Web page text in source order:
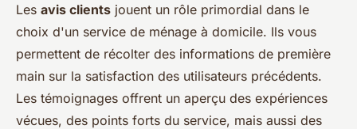
Les avis clients jouent un rôle primordial dans le
choix d'un service de ménage à domicile. Ils vous
permettent de récolter des informations de première
main sur la satisfaction des utilisateurs précédents.
Les témoignages offrent un aperçu des expériences
vécues, des points forts du service, mais aussi des